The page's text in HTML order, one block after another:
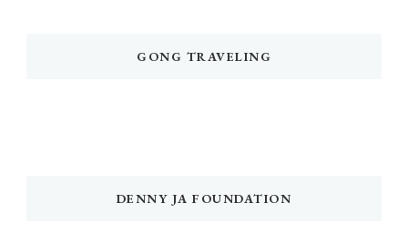
GONG TRAVELING
DENNY JA FOUNDATION